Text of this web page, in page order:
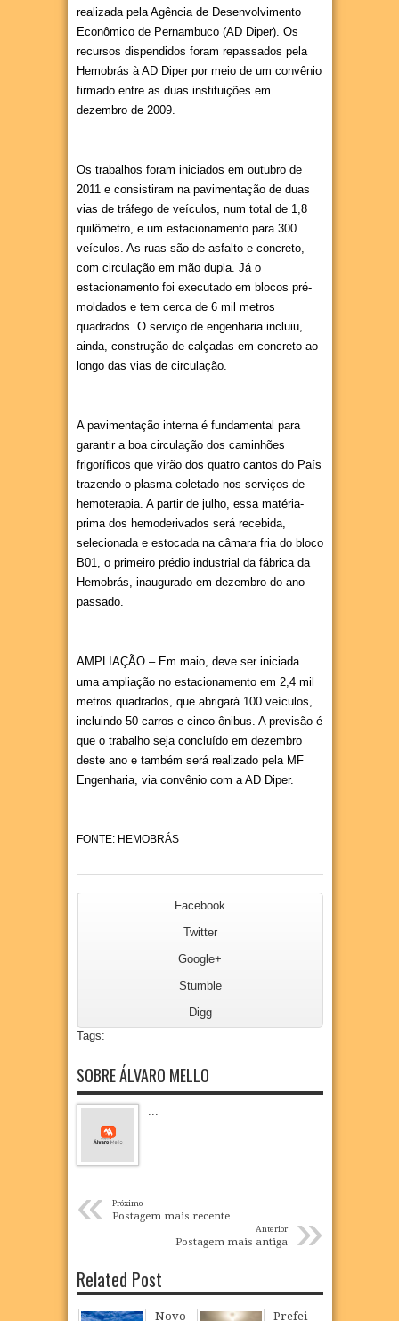
realizada pela Agência de Desenvolvimento
Econômico de Pernambuco (AD Diper). Os
recursos dispendidos foram repassados pela
Hemobrás à AD Diper por meio de um convênio
firmado entre as duas instituições em
dezembro de 2009.
Os trabalhos foram iniciados em outubro de
2011 e consistiram na pavimentação de duas
vias de tráfego de veículos, num total de 1,8
quilômetro, e um estacionamento para 300
veículos. As ruas são de asfalto e concreto,
com circulação em mão dupla. Já o
estacionamento foi executado em blocos pré-
moldados e tem cerca de 6 mil metros
quadrados. O serviço de engenharia incluiu,
ainda, construção de calçadas em concreto ao
longo das vias de circulação.
A pavimentação interna é fundamental para
garantir a boa circulação dos caminhões
frigoríficos que virão dos quatro cantos do País
trazendo o plasma coletado nos serviços de
hemoterapia. A partir de julho, essa matéria-
prima dos hemoderivados será recebida,
selecionada e estocada na câmara fria do bloco
B01, o primeiro prédio industrial da fábrica da
Hemobrás, inaugurado em dezembro do ano
passado.
AMPLIAÇÃO – Em maio, deve ser iniciada
uma ampliação no estacionamento em 2,4 mil
metros quadrados, que abrigará 100 veículos,
incluindo 50 carros e cinco ônibus. A previsão é
que o trabalho seja concluído em dezembro
deste ano e também será realizado pela MF
Engenharia, via convênio com a AD Diper.
FONTE: HEMOBRÁS
Facebook
Twitter
Google+
Stumble
Digg
Tags:
SOBRE ÁLVARO MELLO
...
« Próximo
Postagem mais recente »
Anterior
Postagem mais antiga
Related Post
Novo
Prefei